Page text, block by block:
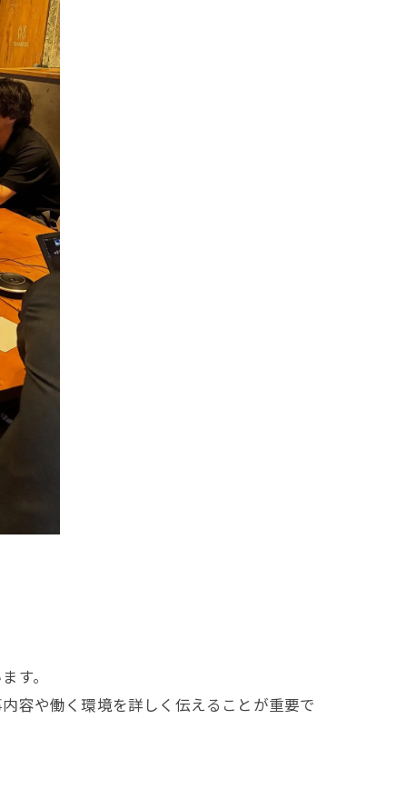
す。
容や働く環境を詳しく伝えることが重要で